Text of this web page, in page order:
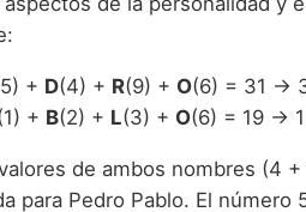
+ D(4) + R(9) + O(6) = 31 →
+ B(2) + L(3) + O(6) = 19 →
de ambos nombres (4
para Pedro Pablo. El número